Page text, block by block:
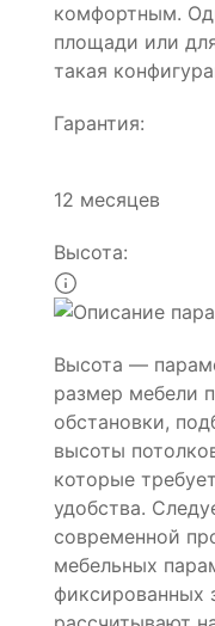
комфортным.
площади или
такая
Гарантия:
12 месяцев
Высота:
Высота —
размер мебели
обстановки,
высоты
которые
удобства.
современной
мебельных
фиксированных